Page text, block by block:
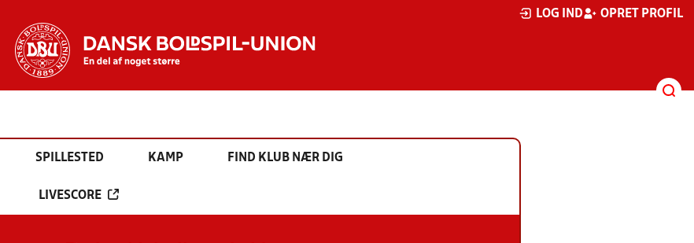
LOG IND OPRET PROFIL
SPILLESTED KAMP FIND KLUB NÆR DIG
LIVESCORE